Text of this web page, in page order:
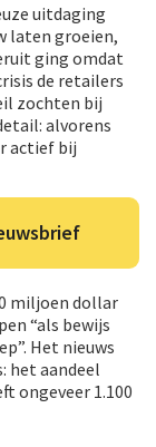
uitdaging
laten groeien,
ging omdat
de retailers
zochten bij
alvorens
actief bij
miljoen dollar
“als bewijs
Het nieuws
het aandeel
ongeveer 1.100